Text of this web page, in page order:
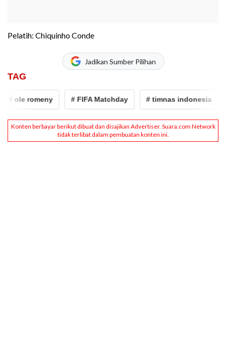
Pelatih: Chiquinho Conde
Jadikan Sumber Pilihan
TAG
ole romeny # FIFA Matchday # timnas indonesia